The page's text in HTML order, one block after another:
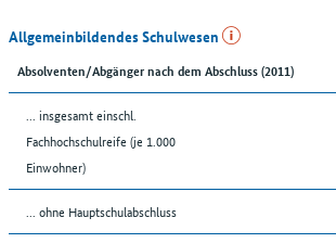
Allgemeinbildendes Schulwesen
Absolventen/Abgänger nach dem Abschluss (2011)
... insgesamt einschl.
Fachhochschulreife (je 1.000
Einwohner)
... ohne Hauptschulabschluss